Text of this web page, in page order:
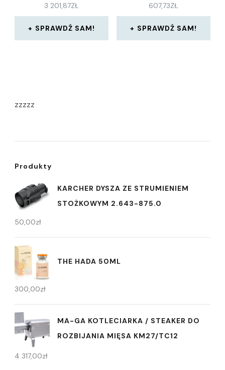
3 201,87ZŁ
SPRAWDŹ SAM!
607,73ZŁ
SPRAWDŹ SAM!
zzzzz
Produkty
KARCHER DYSZA ZE STRUMIENIEM
STOŻKOWYM 2.643-875.0
50,00zł
THE HADA 50ML
300,00zł
MA-GA KOTLECIARKA / STEAKER DO
ROZBIJANIA MIĘSA KM27/TC12
4 317,00zł